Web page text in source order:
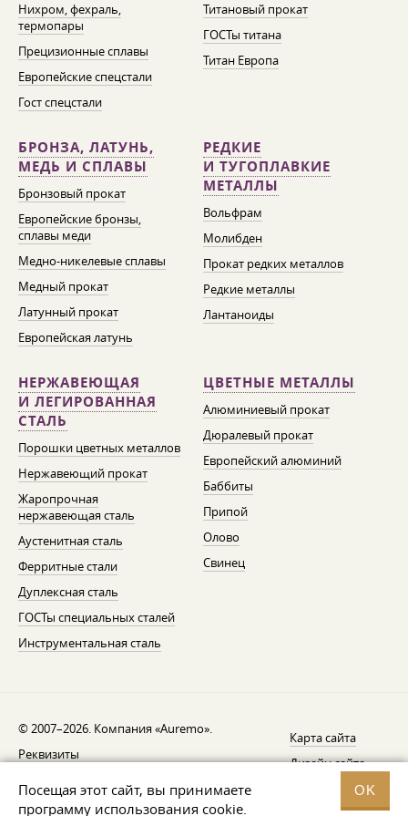
Посещая этот сайт, вы принимаете
программу использования cookie.
OK
Нихром, фехраль,
термопары
Прецизионные сплавы
Европейские спецстали
Гост спецстали
Титановый прокат
ГОСТы титана
Титан Европа
БРОНЗА, ЛАТУНЬ,
МЕДЬ И СПЛАВЫ
Бронзовый прокат
Европейские бронзы,
сплавы меди
Медно-никелевые сплавы
Медный прокат
Латунный прокат
Европейская латунь
РЕДКИЕ
И ТУГОПЛАВКИЕ
МЕТАЛЛЫ
Вольфрам
Молибден
Прокат редких металлов
Редкие металлы
Лантаноиды
НЕРЖАВЕЮЩАЯ
И ЛЕГИРОВАННАЯ
СТАЛЬ
Порошки цветных металлов
Нержавеющий прокат
Жаропрочная
нержавеющая сталь
Аустенитная сталь
Ферритные стали
Дуплексная сталь
ГОСТы специальных сталей
Инструментальная сталь
ЦВЕТНЫЕ МЕТАЛЛЫ
Алюминиевый прокат
Дюралевый прокат
Европейский алюминий
Баббиты
Припой
Олово
Свинец
© 2007–2026. Компания «Auremo».
Реквизиты
Уведомление об отзыве
Карта сайта
Дизайн сайта —